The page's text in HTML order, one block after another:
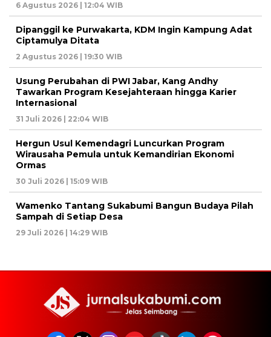
6 Agustus 2026 | 12:04 WIB
Dipanggil ke Purwakarta, KDM Ingin Kampung Adat
Ciptamulya Ditata
2 Agustus 2026 | 19:30 WIB
Usung Perubahan di PWI Jabar, Kang Andhy
Tawarkan Program Kesejahteraan hingga Karier
Internasional
31 Juli 2026 | 22:04 WIB
Hergun Usul Kemendagri Luncurkan Program
Wirausaha Pemula untuk Kemandirian Ekonomi
Ormas
30 Juli 2026 | 15:09 WIB
Wamenko Tantang Sukabumi Bangun Budaya Pilah
Sampah di Setiap Desa
29 Juli 2026 | 14:29 WIB